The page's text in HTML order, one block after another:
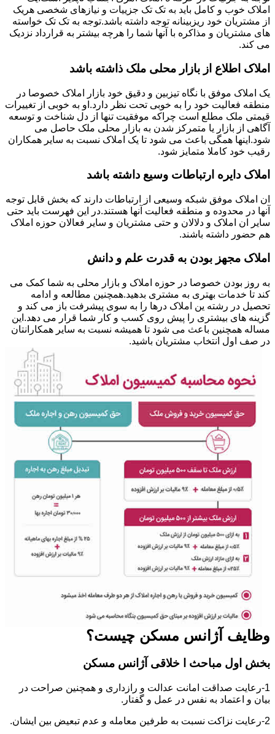
املاک خوب و کامل باید به تک تک جزییات و نیازهای شخصی هریک
از مشتریان خود ریزبینانه توجه داشته باشد.توجه به تک تک خواسته
های مشتریان و مذاکره با آنها شما را هرچه بیشتر به قرارداد نزدیک
می کند.
املاک اطلاع از بازار محلی ملک ذاشته باشد
یک املاک موفق با نگاه تیزبین و دقیق خود بازار املاک خصوصا در
منطقه فعالیت خود را به خوبی تحت نظر دارد.او به خوبی از تغییرات
قیمتی ملک مطلع است چراکه موفقیت تنها از دل شناخت و توسعه
آگاهی از بازار یا متمرکز شدن به بازار محلی ملک حاصل می
شود.اینها همگی باعث می شود تا یک املاک نسبت به سایر همکاران
رقیب خود کاملا متمایز شود.
املاک دایره ارتباطات وسیع داشته باشد
ان املاک موفق شبکه وسیعی از ارتباطات دارند که بخش قابل توجه
آنها در محدوده و منطقه فعالیت آنها هستند.در این فهرست باید حتی
سایر ان املاک و دلالان و حتی مشتریان و سایر فعالان حوزه املاک
هم حضور داشته باشند.
املاک مجهز بودن به قدرت علم و دانش
به روز بودن خصوصا در حوزه املاک و بازار محلی به شما کمک می
کند تا خدمات بهتری به مشتری بدهید.همچنین مطالعه و ادامه
تحصیل در رشته ین املاک درها را به سوی پیشرفت باز می کند و
گزینه های بیشتری را پیش روی کسب و کار شما قرار می دهد.این
مساله همچنین باعث می شود تا همیشه نسبت به سایر همکارانتان
در صف اول انتخاب مشتریان باشید.
وظایف آژانس مسکن چیست؟
بخش اول مباحث ا خلاقی آژانس مسکن
1-رعایت صداقت امانت عدالت و رازداری و همچنین صراحت در
بیان و اعتماد به نفس در عمل و گفتار.
2-رعایت نزاکت نسبت به طرفین معامله و عدم تبعیض بین ایشان.